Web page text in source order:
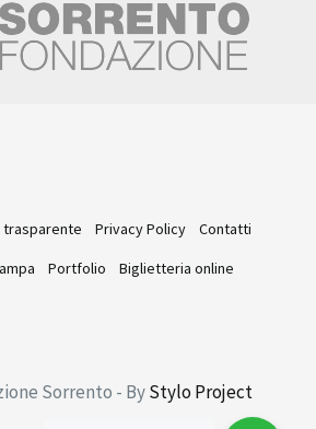
trasparente Privacy Policy
Contatti
Portfolio Biglietteria online
Sorrento - ByStylo Project